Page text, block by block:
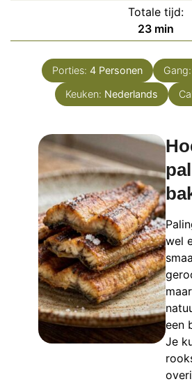
Totale tijd:
23minuten
min
Porties: 4 Personen Gang:
Keuken: Nederlands
wel
een
Je